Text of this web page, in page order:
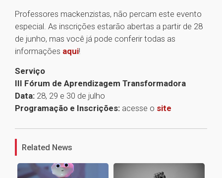
Professores mackenzistas, não percam este evento
especial. As inscrições estarão abertas a partir de 28
de junho, mas você já pode conferir todas as
informações aqui!
Serviço
III Fórum de Aprendizagem Transformadora
Data: 28, 29 e 30 de julho
Programação e Inscrições: acesse o site
1
Related News